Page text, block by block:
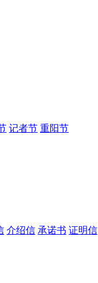
记者节 重阳节
介绍信 承诺书 证明信